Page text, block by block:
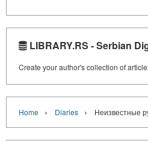
LIBRARY.RS - Serbian
Create your author's collection of
Home › Diaries › Неизвестные